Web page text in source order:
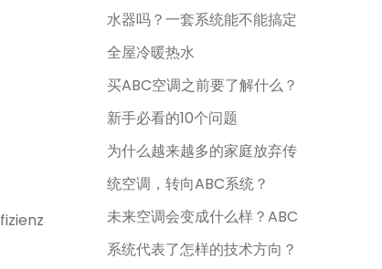
水器吗？一套系统能不能搞定
全屋冷暖热水
买ABC空调之前要了解什么？
新手必看的10个问题
为什么越来越多的家庭放弃传
统空调，转向ABC系统？
未来空调会变成什么样？ABC
系统代表了怎样的技术方向？